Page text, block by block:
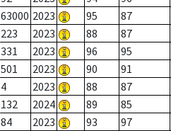
63000 2023 95 87
223 2023 88 87
331 2023 96 95
501 2023 90 91
4 2023 88 87
132 2024 89 85
84 2023 93 97